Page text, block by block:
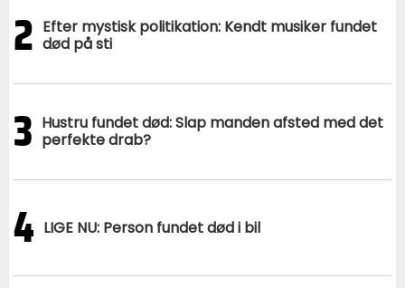
2 Efter mystisk politikation: Kendt musiker fundet
død på sti
3 Hustru fundet død: Slap manden afsted med det
perfekte drab?
4 LIGE NU: Person fundet død i bil